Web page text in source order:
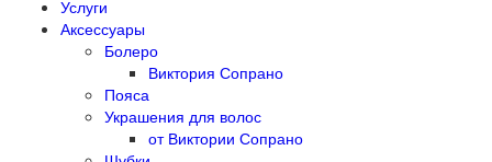
Услуги
Аксессуары
Болеро
Виктория Сопрано
Пояса
Украшения для волос
от Виктории Сопрано